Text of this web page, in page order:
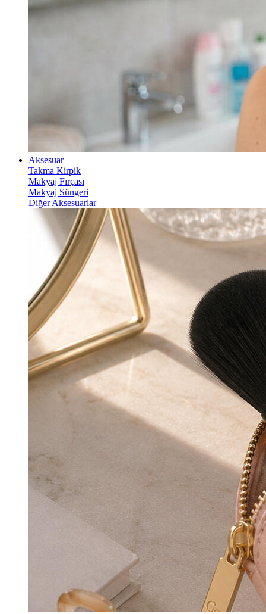
Aksesuar
Takma Kirpik
Makyaj Fırçası
Makyaj Süngeri
Diğer Aksesuarlar